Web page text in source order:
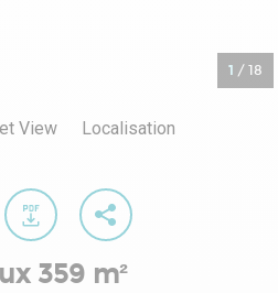
1 / 18
View Localisation
359 m²